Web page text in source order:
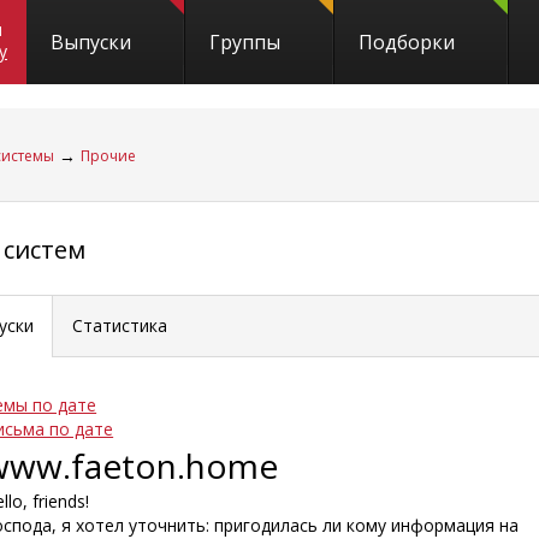
Выпуски Группы Подборки
→ Прочие
Статистика
по дате
по дате
friends!
я хотел уточнить: пригодилась ли кому информация на